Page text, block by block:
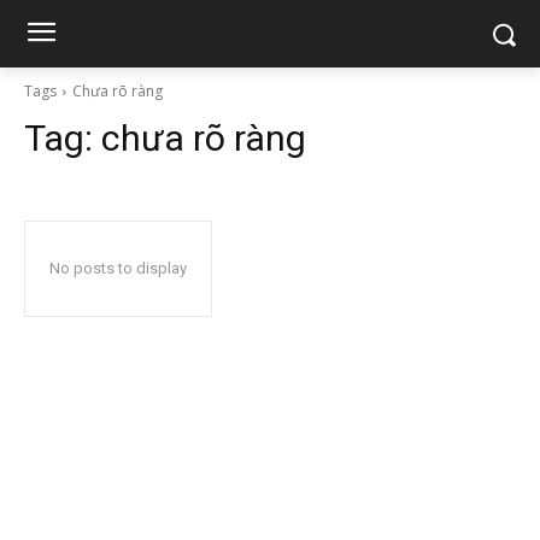
Tags Chưa rõ ràng
Tag: chưa rõ ràng
No posts to display